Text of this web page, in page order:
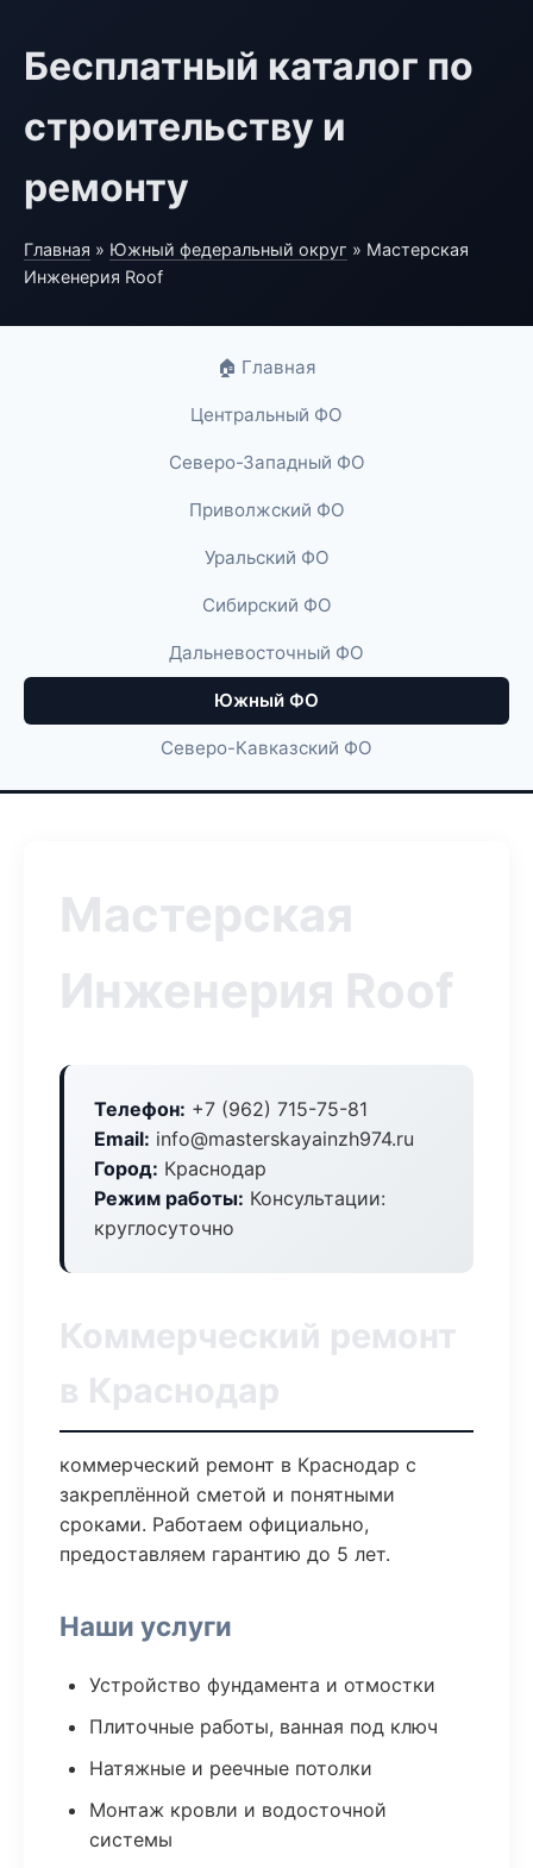
Бесплатный каталог по
строительству и
ремонту
Главная » Южный федеральный округ » Мастерская
Инженерия Roof
🏠 Главная
Центральный ФО
Северо-Западный ФО
Приволжский ФО
Уральский ФО
Сибирский ФО
Дальневосточный ФО
Южный ФО
Северо-Кавказский ФО
Мастерская
Инженерия Roof
Телефон: +7 (962) 715-75-81
Email: info@masterskayainzh974.ru
Город: Краснодар
Режим работы: Консультации:
круглосуточно
Коммерческий ремонт
в Краснодар
коммерческий ремонт в Краснодар с
закреплённой сметой и понятными
сроками. Работаем официально,
предоставляем гарантию до 5 лет.
Наши услуги
Устройство фундамента и отмостки
Плиточные работы, ванная под ключ
Натяжные и реечные потолки
Монтаж кровли и водосточной
системы